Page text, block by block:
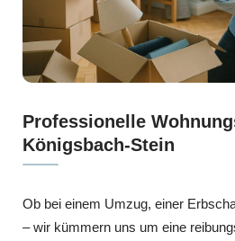
Professionelle
Königsbach-Stein
Ob bei einem Umzug, einer
– wir kümmern uns um eine